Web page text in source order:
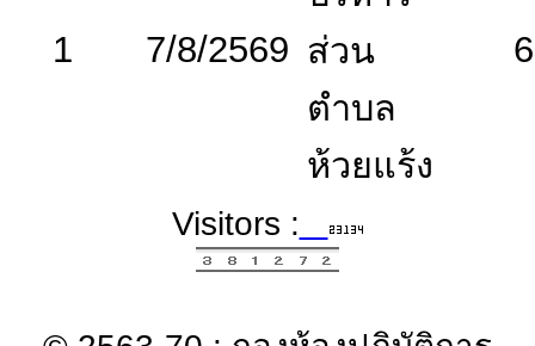
1 7/8/2569 ส่วน
ตำบล
ห้วยแร้ง
6
Visitors :